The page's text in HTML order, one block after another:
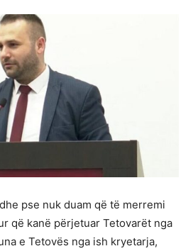
pse nuk duam që të merremi
që kanë përjetuar Tetovarët nga
e Tetovës nga ish kryetarja,